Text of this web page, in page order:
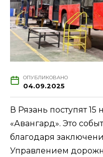
ОПУБЛИКОВАНО
04.09.2025
В Рязань поступят 15
«Авангард». Это
благодаря
Управлением